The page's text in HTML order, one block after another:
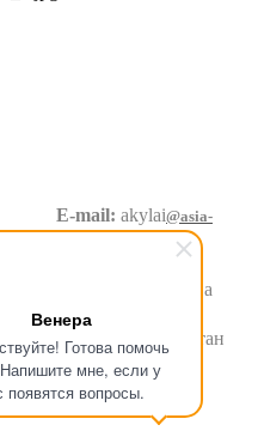
Венера
Готова помочь
мне, если у
появятся вопросы.
90
99
E-mail: akylai@asia-
expeditions.net
Суеркулова
Бишкек.Кыргызстан